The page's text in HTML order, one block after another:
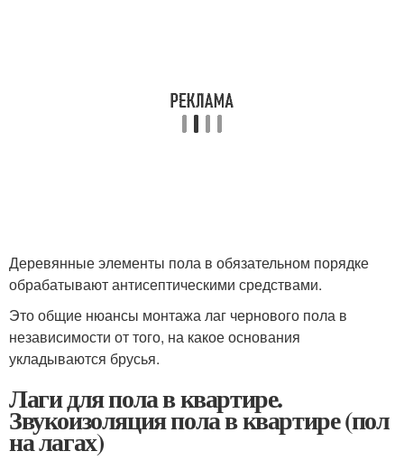
Деревянные элементы пола в обязательном порядке
обрабатывают антисептическими средствами.
Это общие нюансы монтажа лаг чернового пола в
независимости от того, на какое основания
укладываются брусья.
Лаги для пола в квартире.
Звукоизоляция пола в квартире (пол
на лагах)